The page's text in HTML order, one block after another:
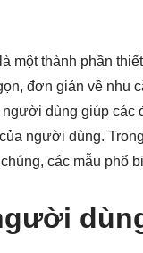
một thành phần
đơn giản về nhu
dùng giúp các
người dùng.
các mẫu phổ